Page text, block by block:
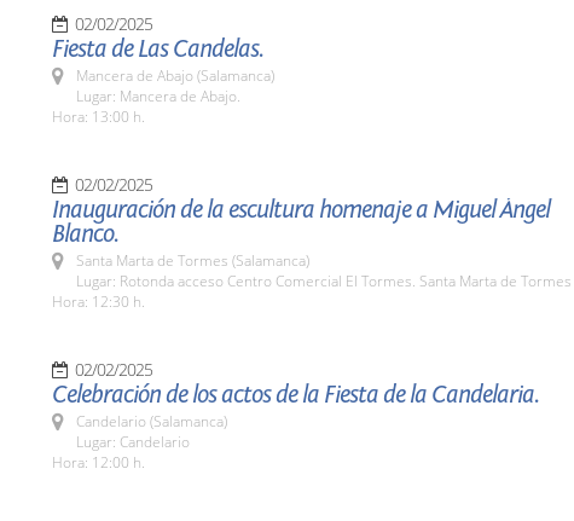
02/02/2025
Fiesta de Las Candelas.
Mancera de Abajo (Salamanca)
Lugar: Mancera de Abajo.
Hora: 13:00 h.
02/02/2025
Inauguración de la escultura homenaje a Miguel Ángel
Blanco.
Santa Marta de Tormes (Salamanca)
Lugar: Rotonda acceso Centro Comercial El Tormes. Santa Marta de Tormes
Hora: 12:30 h.
02/02/2025
Celebración de los actos de la Fiesta de la Candelaria.
Candelario (Salamanca)
Lugar: Candelario
Hora: 12:00 h.